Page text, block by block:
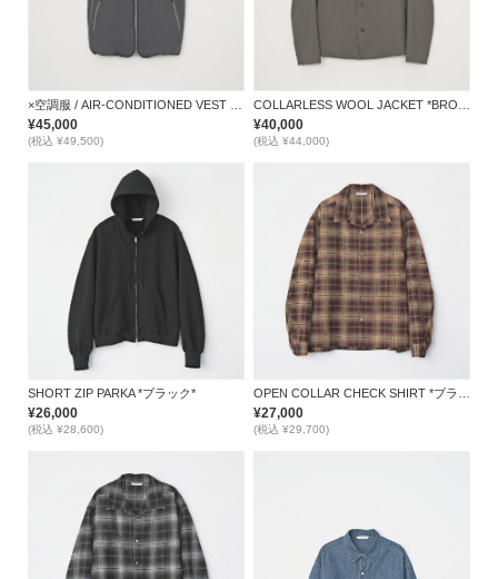
¥45,000
(税込 ¥49,500)
¥40,000
(税込 ¥44,000)
SHORT ZIP PARKA *ブラック*
¥26,000
(税込 ¥28,600)
¥27,000
(税込 ¥29,700)